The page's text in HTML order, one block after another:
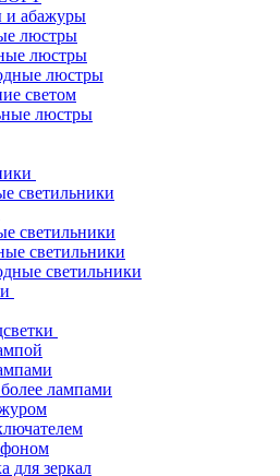
абажуры
люстры
люстры
люстры
светом
люстры
светильники
светильники
светильники
светильники
лампами
для зеркал